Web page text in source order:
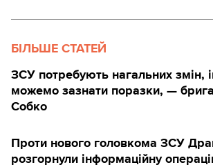
БІЛЬШЕ СТАТЕЙ
ЗСУ потребують нагальних змін,
можемо зазнати поразки, —
Собко
Проти нового головкома ЗСУ
розгорнули інформаційну